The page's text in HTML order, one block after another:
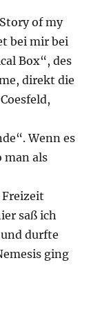
of my
bei mir bei
Box“, des
direkt die
Wenn es
man als
saß ich
durfte
ging